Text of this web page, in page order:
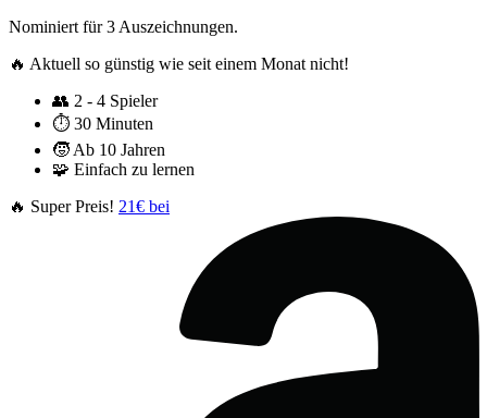
Nominiert für 3 Auszeichnungen.
🔥 Aktuell so günstig wie seit einem Monat nicht!
👥 2 - 4 Spieler
⏱️ 30 Minuten
🧒 Ab 10 Jahren
🧩 Einfach zu lernen
🔥 Super Preis! 21€ bei